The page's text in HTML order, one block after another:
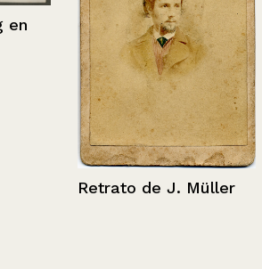
Retrato de J. Müller